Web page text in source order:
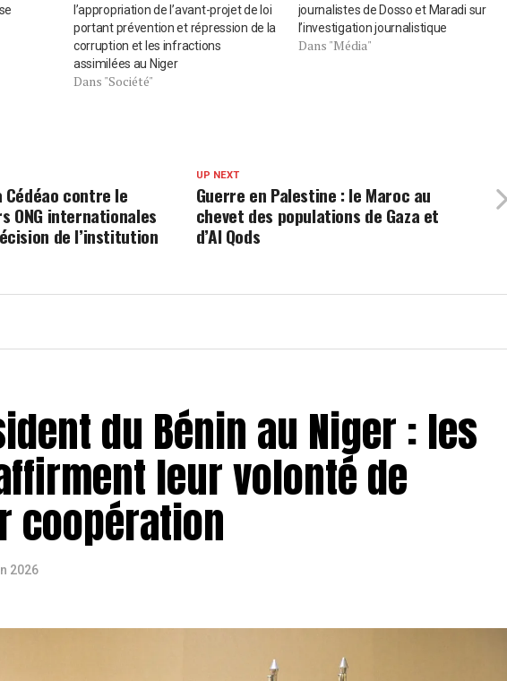
l’appropriation de l’avant-projet de loi
portant prévention et répression de la
corruption et les infractions
assimilées au Niger
Dans "Société"
journalistes de Dosso et Maradi sur
l’investigation journalistique
Dans "Média"
UP NEXT
Guerre en Palestine : le Maroc au
chevet des populations de Gaza et
d’Al Qods
contre le
ONG internationales
de l’institution
du Bénin au Niger : les
leur volonté de
coopération
2026